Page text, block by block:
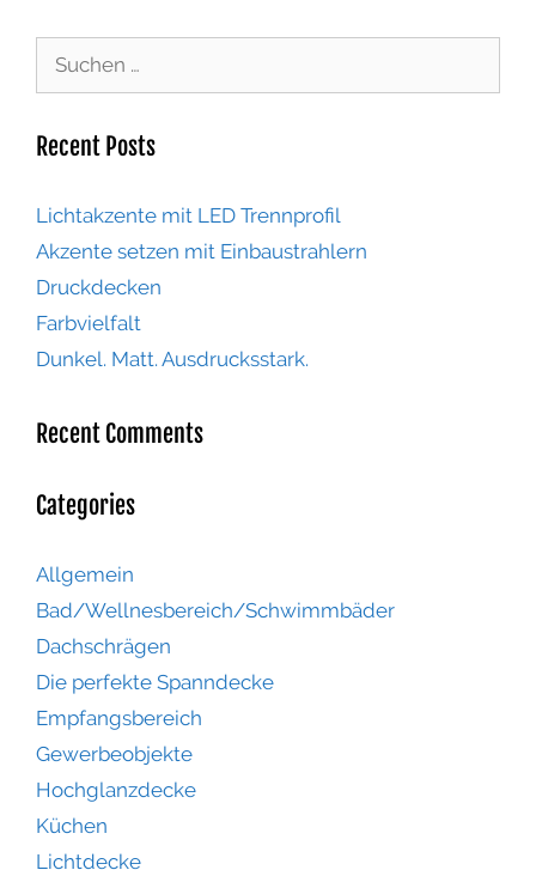
Recent Posts
Lichtakzente mit LED Trennprofil
Akzente setzen mit Einbaustrahlern
Druckdecken
Farbvielfalt
Dunkel. Matt. Ausdrucksstark.
Recent Comments
Categories
Allgemein
Bad/Wellnesbereich/Schwimmbäder
Dachschrägen
Die perfekte Spanndecke
Empfangsbereich
Gewerbeobjekte
Hochglanzdecke
Küchen
Lichtdecke